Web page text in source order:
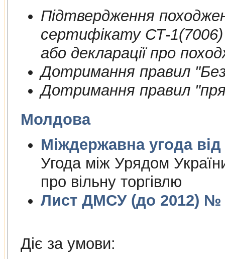
Пiдтвердження
сертифiкату СТ-
або декларації про
Дотримання правил
Дотримання правил
Молдова
Угода між Урядом
про вільну торгівлю
Лист ДМСУ (до 2012) №
Діє за умови: